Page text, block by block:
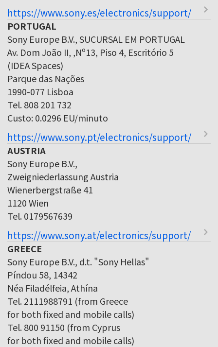
https://www.sony.es/electronics/support/
PORTUGAL
Sony Europe B.V., SUCURSAL EM PORTUGAL
Av. Dom João II, ,Nº13, Piso 4, Escritório 5
(IDEA Spaces)
Parque das Nações
1990-077 Lisboa
Tel. 808 201 732
Custo: 0.0296 EU/minuto
https://www.sony.pt/electronics/support/
AUSTRIA
Sony Europe B.V.,
Zweigniederlassung Austria
Wienerbergstraße 41
1120 Wien
Tel. 0179567639
https://www.sony.at/electronics/support/
GREECE
Sony Europe B.V., d.t. "Sony Hellas"
Píndou 58, 14342
Néa Filadélfeia, Athína
Tel. 2111988791 (from Greece
for both fixed and mobile calls)
Tel. 800 91150 (from Cyprus
for both fixed and mobile calls)